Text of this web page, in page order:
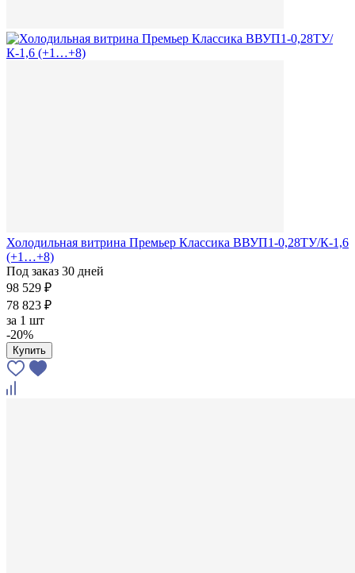
Холодильная витрина Премьер Классика ВВУП1-0,28ТУ/К-1,6
(+1…+8)
Под заказ 30 дней
98 529 ₽
78 823 ₽
за 1 шт
-20%
Купить